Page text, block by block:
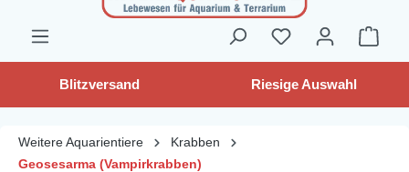
Blitzversand Riesige Auswahl
Weitere Aquarientiere
Krabben
Geosesarma (Vampirkrabben)